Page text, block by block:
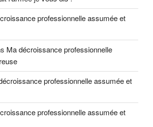
professionnelle assumée et
Ma décroissance professionnelle
professionnelle assumée et
professionnelle assumée et